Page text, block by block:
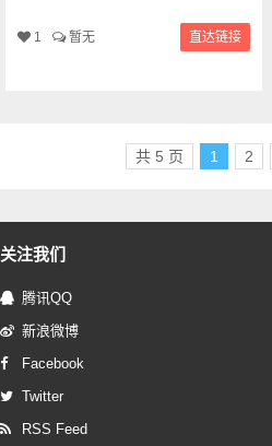
1 暂无 直达链接
共 5 页 1 2
关注我们
腾讯QQ
新浪微博
Facebook
Twitter
RSS Feed